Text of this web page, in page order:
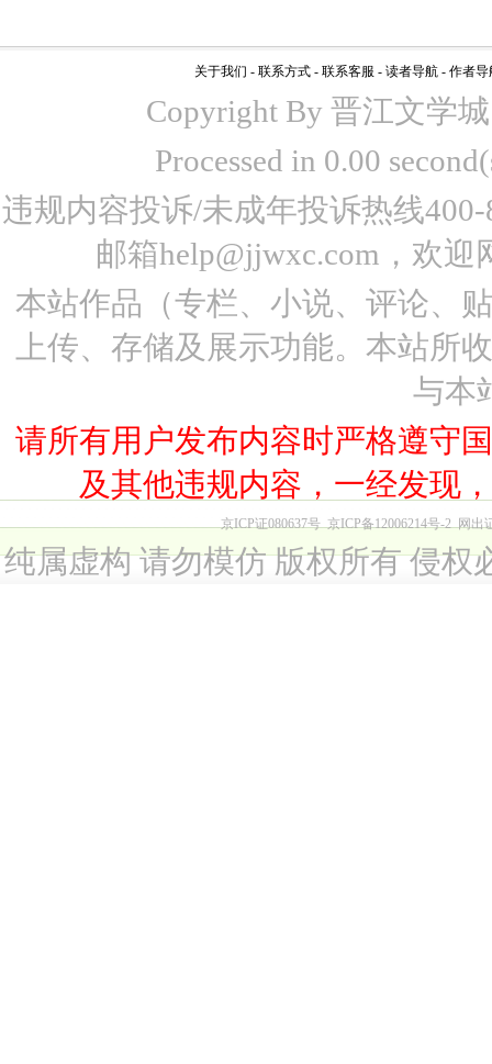
关于我们 - 联系方式 - 联系客服 - 读者导航 - 作者导
Copyright By 晋江文学
Processed in 0.00
违规内容投诉/未成年投诉热线
邮箱help@jjwxc.com，欢
本站作品（专栏、小说、评论、
上传、存储及展示功能。本站所
与本
请所有用户发布内容时严格遵守
及其他违规内容，一经发现
京ICP证080637号 京ICP备12006214号-2 网出
纯属虚构 请勿模仿 版权所有 侵权